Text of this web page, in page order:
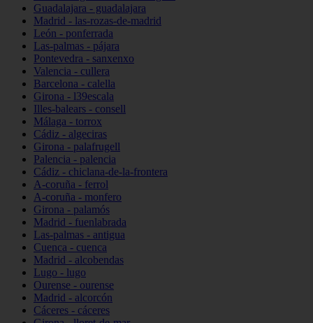
Guadalajara - guadalajara
Madrid - las-rozas-de-madrid
León - ponferrada
Las-palmas - pájara
Pontevedra - sanxenxo
Valencia - cullera
Barcelona - calella
Girona - l39escala
Illes-balears - consell
Málaga - torrox
Cádiz - algeciras
Girona - palafrugell
Palencia - palencia
Cádiz - chiclana-de-la-frontera
A-coruña - ferrol
A-coruña - monfero
Girona - palamós
Madrid - fuenlabrada
Las-palmas - antigua
Cuenca - cuenca
Madrid - alcobendas
Lugo - lugo
Ourense - ourense
Madrid - alcorcón
Cáceres - cáceres